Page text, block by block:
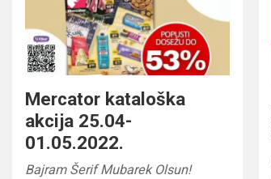
Mercator kataloška
akcija 25.04-
01.05.2022.
Bajram Šerif Mubarek Olsun!